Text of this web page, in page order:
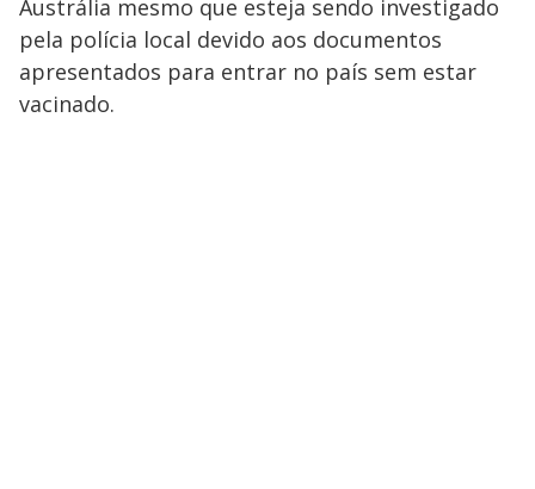
Austrália mesmo que esteja sendo investigado
pela polícia local devido aos documentos
apresentados para entrar no país sem estar
vacinado.